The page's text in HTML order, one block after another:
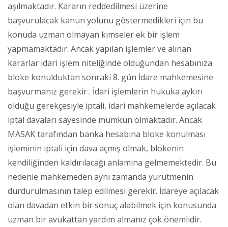
aşılmaktadır. Kararın reddedilmesi üzerine
başvurulacak kanun yolunu göstermedikleri için bu
konuda uzman olmayan kimseler ek bir işlem
yapmamaktadır. Ancak yapılan işlemler ve alınan
kararlar idari işlem niteliğinde olduğundan hesabınıza
bloke konulduktan sonraki 8. gün İdare mahkemesine
başvurmanız gerekir . İdari işlemlerin hukuka aykırı
olduğu gerekçesiyle iptali, idari mahkemelerde açılacak
iptal davaları sayesinde mümkün olmaktadır. Ancak
MASAK tarafından banka hesabına bloke konulması
işleminin iptali için dava açmış olmak, blokenin
kendiliğinden kaldırılacağı anlamına gelmemektedir. Bu
nedenle mahkemeden aynı zamanda yürütmenin
durdurulmasının talep edilmesi gerekir. İdareye açılacak
olan davadan etkin bir sonuç alabilmek için konusunda
uzman bir avukattan yardım almanız çok önemlidir.